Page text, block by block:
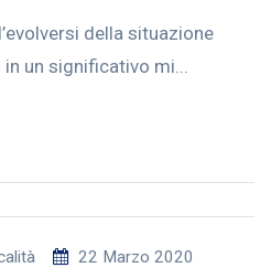
della situazione
un significativo mi...
22 Marzo 2020